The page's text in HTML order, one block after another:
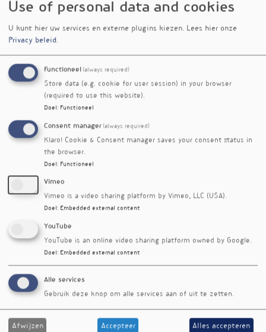
oleoylglutamine, lamivudine en carnosol.
Alle deelnemers deden ook mee aan een
leefstijlinterventie. Xiaokeqing bevat
Anemarrhena asphodeloides,Atractylodes
lancea
,Coptis chinensis
(kleine lisdodde) enEuphorbia humifusain een
verhouding van 10:6:1:6:6. Relevante
fytochemicaliën die in het bloed gedetecteerd
werden, waren artemisinine, oestradiol en
groenlandicine-jatrorhinzine. Die laatste stoffen
zijn berberine-achtige stoffen afkomstig van
chinensis
Referenties
Zhao JD, Guo MZ, Zhang Y et al. Efficacy of Xiaokeqing
granules and lifestyle intervention in treating
biomarkers: A randomised controlled trial. World J
Diabetes. 2025; 16(7):105219 doi:10.4239/wjd.v16.i7.105219
Nieuwsbriefartikel
Rubriek
Auteur
Use of personal data and cookies
U kunt hier uw services en externe plugins kiezen. Lees hier onze
Privacy beleid.
Functioneel (always required)
Store data (e.g. cookie for user session) in your browser
(required to use this website).
Doel : Functioneel
Consent manager (always required)
Klaro! Cookie & Consent manager saves your consent status in
the browser.
Doel : Functioneel
Vimeo
Vimeo is a video sharing platform by Vimeo, LLC (USA).
Doel : Embedded external content
YouTube
YouTube is an online video sharing platform owned by Google.
Doel : Embedded external content
Alle services
Gebruik deze knop om alle services aan of uit te zetten.
Afwijzen Accepteer Alles accepteren